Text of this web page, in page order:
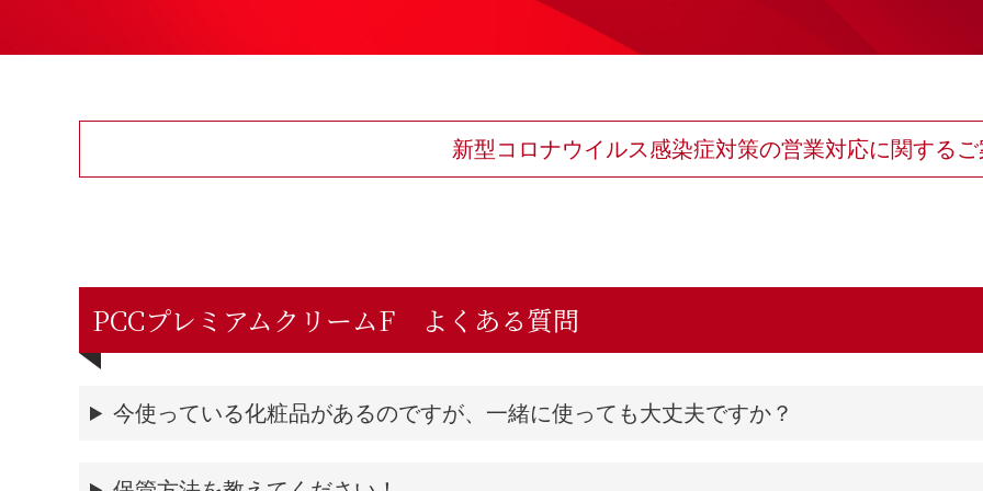
新型コロナウイルス感染症対策の営業対応に関する
PCCプレミアムクリームF よくある質問
今使っている化粧品があるのですが、一緒に使っても大丈夫ですか？